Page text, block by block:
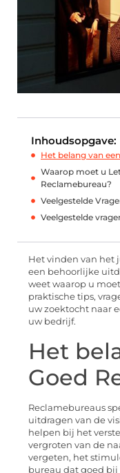
Inhoudsopgave:
Het belang van
Waarop moet u
Reclamebureau?
Veelgestelde
Veelgestelde
Het vinden van het
een behoorlijke
weet waarop u
praktische tips,
uw zoektocht naar
uw bedrijf.
Het
Goed
Reclamebureaus
uitdragen van de
helpen bij het
vergroten van de
vergeten, het
bureau dat goed bij